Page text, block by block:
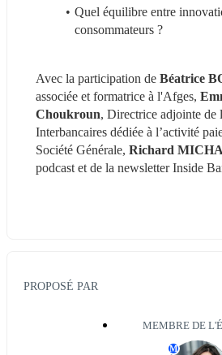
Quel équilibre entre
consommateurs ?
Avec la participation de Béatrice
associée et formatrice à l'Afges,
Choukroun, Directrice adjointe de
Interbancaires dédiée à l’activité
Société Générale, Richard
podcast et de la newsletter Inside
PROPOSÉ PAR
MEMBRE DE
M